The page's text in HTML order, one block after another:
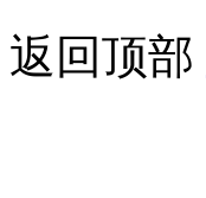
返回顶部